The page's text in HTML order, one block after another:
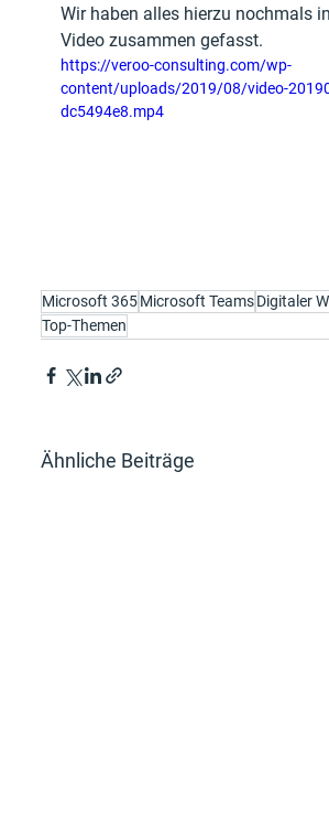
Wir haben alles hierzu nochmals
Video zusammen gefasst.
https://veroo-consulting.com/wp-
content/uploads/2019/08/video-
dc5494e8.mp4
Microsoft 365Microsoft TeamsDigitaler
Top-Themen
Ähnliche Beiträge